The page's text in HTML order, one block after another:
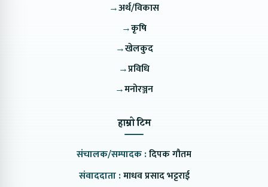
→अर्थ/विकास
→कृषि
→खेलकुद
→प्रविधि
→मनोरञ्जन
हाम्रो टिम
संचालक/सम्पादक :दिपक गौतम
संवाददाता :माधव प्रसाद भट्टराई